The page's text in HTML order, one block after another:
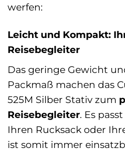
werfen:
Leicht und Kompakt:
Reisebegleiter
Das geringe Gewicht
Packmaß machen das
525M Silber Stativ zum
Reisebegleiter. Es
Ihren Rucksack oder
ist somit immer